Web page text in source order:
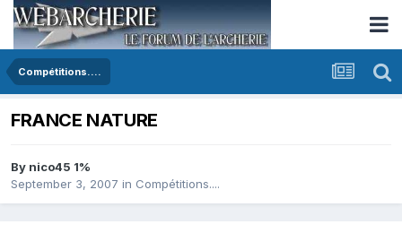
Compétitions....
FRANCE NATURE
By nico45 1%
September 3, 2007 in Compétitions....